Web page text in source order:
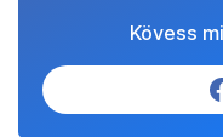
Kövess